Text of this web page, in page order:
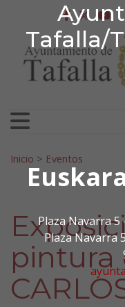
Tafalla/
Plaza Navarra 5
Plaza Navarra
Ir al contenido
Search for:
Inicio > Eventos
pintura